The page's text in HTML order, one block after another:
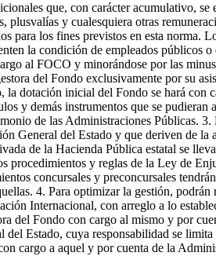
que, con carácter acumulativo, se
plusvalías y cualesquiera otras
para los fines previstos en esta norma.
la condición de empleados públicos o
al FOCO y minorándose por las
del Fondo exclusivamente por su
la dotación inicial del Fondo se hará con
y demás instrumentos que se pudieran
de las Administraciones Públicas. 3.
General del Estado y que deriven de la
de la Hacienda Pública estatal se
procedimientos y reglas de la Ley de
concursales y preconcursales
4. Para optimizar la gestión, podrán
Internacional, con arreglo a lo
del Fondo con cargo al mismo y por
Estado, cuya responsabilidad se limita
cargo a aquel y por cuenta de la